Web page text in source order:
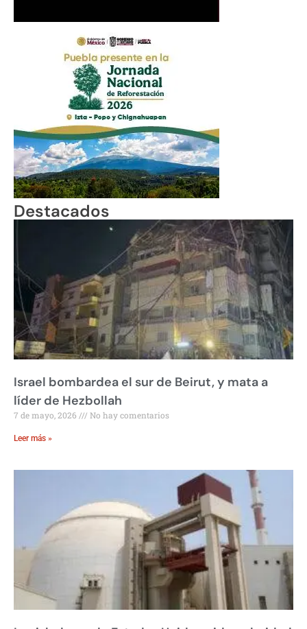
Destacados
Israel bombardea el sur de Beirut, y mata a
líder de Hezbollah
7 de mayo, 2026 No hay comentarios
Leer más »